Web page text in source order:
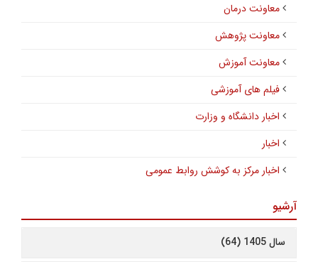
معاونت درمان
معاونت پژوهش
معاونت آموزش
فیلم های آموزشی
اخبار دانشگاه و وزارت
اخبار
اخبار مرکز به کوشش روابط عمومی
آرشیو
سال 1405 (64)